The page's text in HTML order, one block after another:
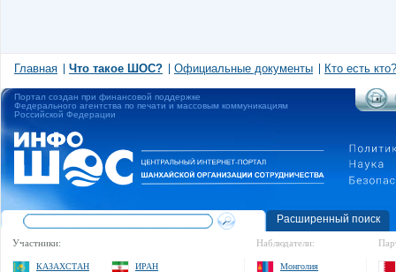
Главная Что такое ШОС? Официальные документы Кто есть кто?
Портал создан при финансовой поддержке
Федерального агентства по печати и массовым коммуникациям
Российской Федерации
Расширенный поиск
Участники:
КАЗАХСТАН
ИРАН
Наблюдатели:
Монголия